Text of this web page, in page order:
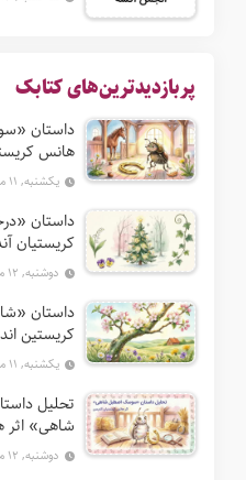
پربازدیدترین‌های کتابک
داستان
هانس
7 تا 12 سال) یکشنبه, ۱۱ مرداد
داستان
12 سال) دوشنبه, ۱۲ مرداد
داستان
سال)یکشنبه, ۱۱ مرداد
تحلیل
شاهی» اثر
دوشنبه, ۱۲ مرداد